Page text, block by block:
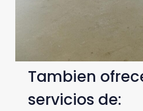
Tambien
servicios de: